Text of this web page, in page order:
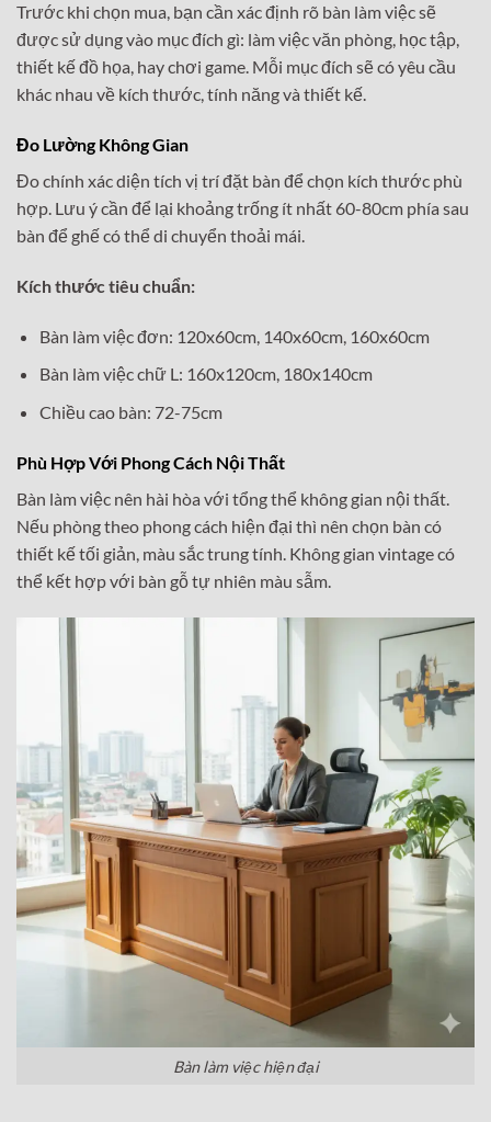
Trước khi chọn mua, bạn cần xác định rõ bàn làm việc sẽ
được sử dụng vào mục đích gì: làm việc văn phòng, học tập,
thiết kế đồ họa, hay chơi game. Mỗi mục đích sẽ có yêu cầu
khác nhau về kích thước, tính năng và thiết kế.
Đo Lường Không Gian
Đo chính xác diện tích vị trí đặt bàn để chọn kích thước phù
hợp. Lưu ý cần để lại khoảng trống ít nhất 60-80cm phía sau
bàn để ghế có thể di chuyển thoải mái.
Kích thước tiêu chuẩn:
Bàn làm việc đơn: 120x60cm, 140x60cm, 160x60cm
Bàn làm việc chữ L: 160x120cm, 180x140cm
Chiều cao bàn: 72-75cm
Phù Hợp Với Phong Cách Nội Thất
Bàn làm việc nên hài hòa với tổng thể không gian nội thất.
Nếu phòng theo phong cách hiện đại thì nên chọn bàn có
thiết kế tối giản, màu sắc trung tính. Không gian vintage có
thể kết hợp với bàn gỗ tự nhiên màu sẫm.
Bàn làm việc hiện đại